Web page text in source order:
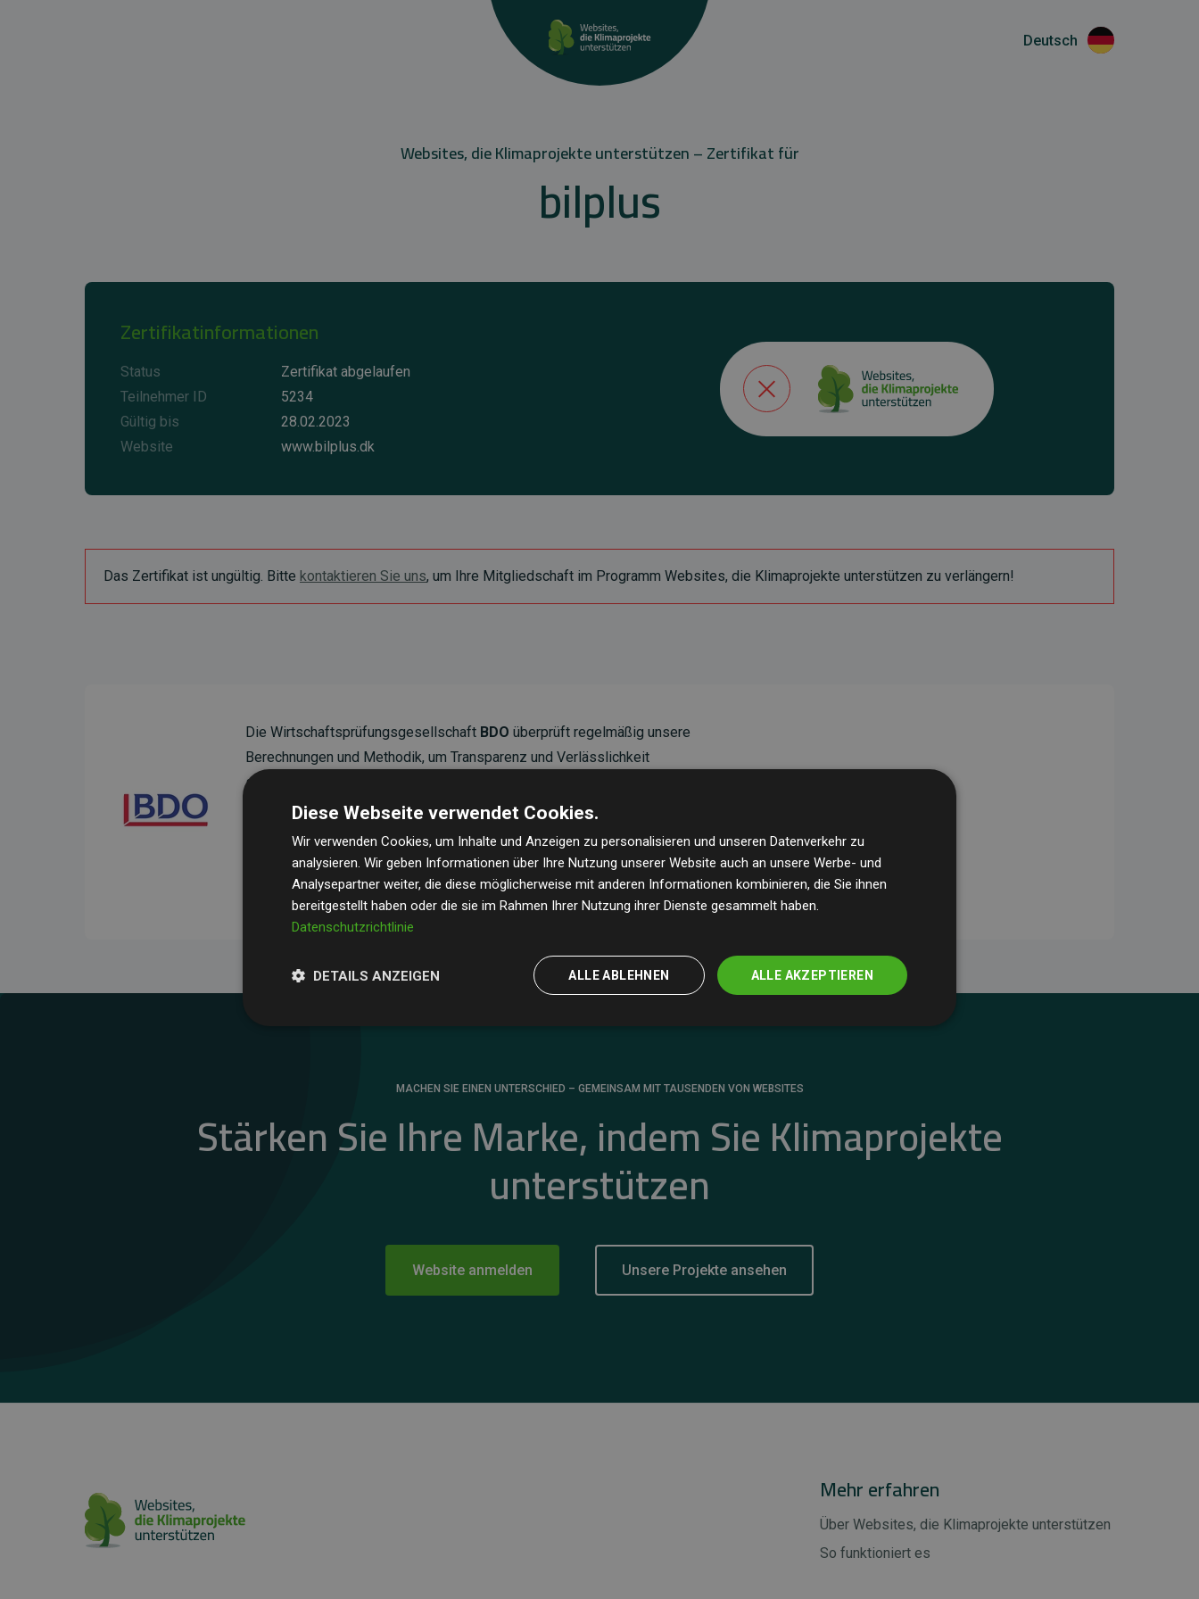
Deutsch
Websites, die Klimaprojekte unterstützen – Zertifikat für
bilplus
Zertifikatinformationen
Status
Zertifikat abgelaufen
Teilnehmer ID
5234
Gültig bis
28.02.2023
Website
www.bilplus.dk
Das Zertifikat ist ungültig. Bitte kontaktieren Sie uns, um Ihre Mitgliedschaft im Programm Websites, die Klimaprojekte unterstützen zu verlängern!
Die Wirtschaftsprüfungsgesellschaft BDO überprüft regelmäßig unsere
Berechnungen und Methodik, um Transparenz und Verlässlichkeit
sicherzustellen.
Ihre Prüfungen belegen, dass unsere Investitionen in Klimaschutzprojekte im
Durchschnitt200 % der geschätzten CO₂-Emissionender teilnehmenden
Websites kompensieren – ein klarer Nachweis für die messbare Klimawirkung
unseres Ansatzes.
MACHEN SIE EINEN UNTERSCHIED – GEMEINSAM MIT TAUSENDEN VON WEBSITES
Stärken Sie Ihre Marke, indem Sie Klimaprojekte
unterstützen
Website anmelden Unsere Projekte ansehen
Mehr erfahren
Über Websites, die Klimaprojekte unterstützen
So funktioniert es
Diese Webseite verwendet Cookies.
Wir verwenden Cookies, um Inhalte und Anzeigen zu personalisieren und unseren Datenverkehr zu
analysieren. Wir geben Informationen über Ihre Nutzung unserer Website auch an unsere Werbe- und
Analysepartner weiter, die diese möglicherweise mit anderen Informationen kombinieren, die Sie ihnen
bereitgestellt haben oder die sie im Rahmen Ihrer Nutzung ihrer Dienste gesammelt haben.
Datenschutzrichtlinie
ALLE AKZEPTIEREN
ALLE ABLEHNEN
DETAILS ANZEIGEN